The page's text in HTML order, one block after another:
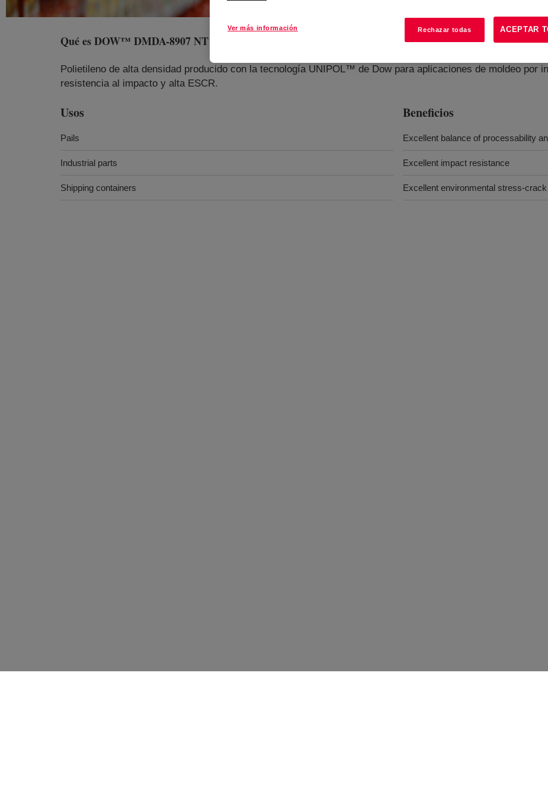
Qué esDOW™ DMDA-8907 NT 7 High Density Polyethylene Resin
Polietileno de alta densidad producido con la tecnología UNIPOL™ de Dow para aplicaciones de moldeo por
resistencia al impacto y alta ESCR.
Usos
Pails
Industrial parts
Shipping containers
Beneficios
Excellent balance of processability
Excellent impact resistance
Excellent environmental stress-
Ver más información Rechazar todas ACEPTAR